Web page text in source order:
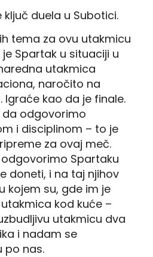
ključ duela u Subotici.
tema za ovu utakmicu
Spartak u situaciji u
utakmica
naročito na
kao da je finale.
odgovorimo
i disciplinom – to je
za ovaj meč.
Spartaku
doneti, i na taj njihov
kojem su, gde im je
kod kuće –
utakmicu dva
i nadam se
po nas.